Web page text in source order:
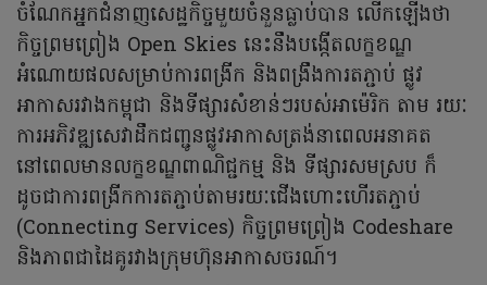
ចំណែកអ្នកជំនាញសេដ្ឋកិច្ចមួយចំនួនធ្លាប់បាន លើកឡើងថា
កិច្ចព្រមព្រៀង Open Skies នេះនឹងបង្កើតលក្ខខណ្ឌ
អំណោយផលសម្រាប់ការពង្រីក និងពង្រឹងការតភ្ជាប់ ផ្លូវ
អាកាសរវាងកម្ពុជា និងទីផ្សារសំខាន់ៗរបស់អាម៉េរិក តាម រយៈ
ការអភិវឌ្ឍសេវាដឹកជញ្ជូនផ្លូវអាកាសត្រង់នាពេលអនាគត
នៅពេលមានលក្ខខណ្ឌពាណិជ្ជកម្ម និង ទីផ្សារសមស្រប ក៏
ដូចជាការពង្រីកការតភ្ជាប់តាមរយៈជើងហោះហើរតភ្ជាប់
(Connecting Services) កិច្ចព្រមព្រៀង Codeshare
និងភាពជាដៃគូរវាងក្រុមហ៊ុនអាកាសចរណ៍។